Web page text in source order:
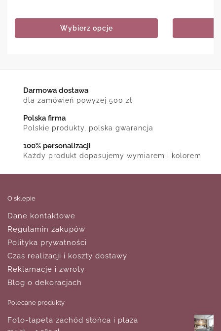
Wybierz opcje
Darmowa dostawa
dla zamówień powyżej 500 zł
Polska firma
Polskie produkty, polska gwarancja
100% personalizacji
Każdy produkt dopasujemy wymiarem i kolorem
O sklepie
Dane kontaktowe
Regulamin zakupów
Polityka prywatności
Czas realizacji i koszty dostawy
Reklamacje i zwroty
Blog o dekoracjach
Polecane produkty
Foto-tapeta zachód słońca i plaża